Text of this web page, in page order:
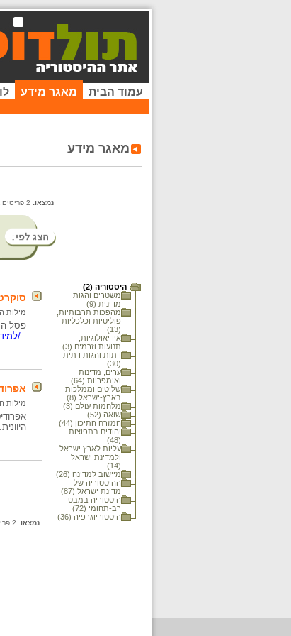
עמוד הבית מאגר מידע
מאגר מידע
נמצאו:
היסטוריה (2)
משטרים והגות
מדינית (9)
מהפכות תרבותיות,
פוליטיות וכלכליות
(13)
אידיאולוגיות,
תנועות וזרמים (3)
דתות והגות דתית
(30)
ערים, מדינות
ואימפריות (64)
שליטים וממלכות
בארץ-ישראל (8)
מלחמות עולם (3)
שואה (52)
המזרח התיכון (44)
יהודים בתפוצות
(48)
עליות לארץ ישראל
ולמדינת ישראל
(14)
מיישוב למדינה (26)
ההיסטוריה של
מדינת ישראל (87)
היסטוריה במבט
רב-תחומי (72)
היסטוריוגרפיה (36)
מילות
פסל
/
מילות
היוונית.
נמצאו: